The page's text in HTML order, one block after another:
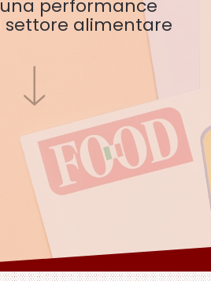
una performance
settore alimentare